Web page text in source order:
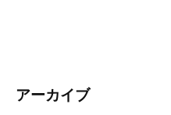
アーカイブ